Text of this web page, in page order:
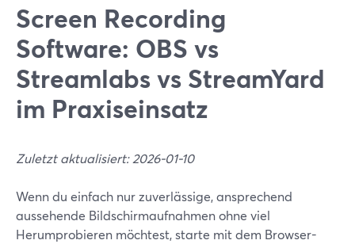
Screen Recording
Software: OBS vs
Streamlabs vs StreamYard
im Praxiseinsatz
Zuletzt aktualisiert: 2026-01-10
Wenn du einfach nur zuverlässige, ansprechend
aussehende Bildschirmaufnahmen ohne viel
Herumprobieren möchtest, starte mit dem Browser-